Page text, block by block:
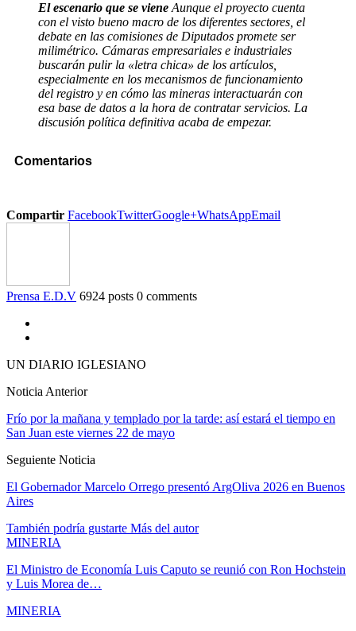
El escenario que se viene Aunque el proyecto cuenta
con el visto bueno macro de los diferentes sectores, el
debate en las comisiones de Diputados promete ser
milimétrico. Cámaras empresariales e industriales
buscarán pulir la «letra chica» de los artículos,
especialmente en los mecanismos de funcionamiento
del registro y en cómo las mineras interactuarán con
esa base de datos a la hora de contratar servicios. La
discusión política definitiva acaba de empezar.
Comentarios
Compartir FacebookTwitterGoogle+WhatsAppEmail
Prensa E.D.V 6924 posts 0 comments
UN DIARIO IGLESIANO
Noticia Anterior
Frío por la mañana y templado por la tarde: así estará el tiempo en
San Juan este viernes 22 de mayo
Seguiente Noticia
El Gobernador Marcelo Orrego presentó ArgOliva 2026 en Buenos
Aires
También podría gustarte Más del autor
MINERIA
El Ministro de Economía Luis Caputo se reunió con Ron Hochstein
y Luis Morea de…
MINERIA